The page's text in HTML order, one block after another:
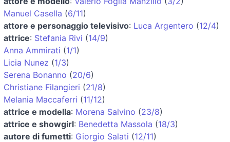
Manuel Casella (6/11)
attore e personaggio televisivo: Luca Argentero (12/4)
attrice: Stefania Rivi (14/9)
Anna Ammirati (1/1)
Licia Nunez (1/3)
Serena Bonanno (20/6)
Christiane Filangieri (21/8)
Melania Maccaferri (11/12)
attrice e modella: Morena Salvino (23/8)
attrice e showgirl: Benedetta Massola (18/3)
autore di fumetti: Giorgio Salati (12/11)